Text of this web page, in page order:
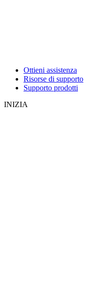
Ottieni assistenza
Risorse di supporto
Supporto prodotti
INIZIA